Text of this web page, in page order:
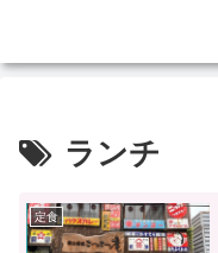
ランチ
定食